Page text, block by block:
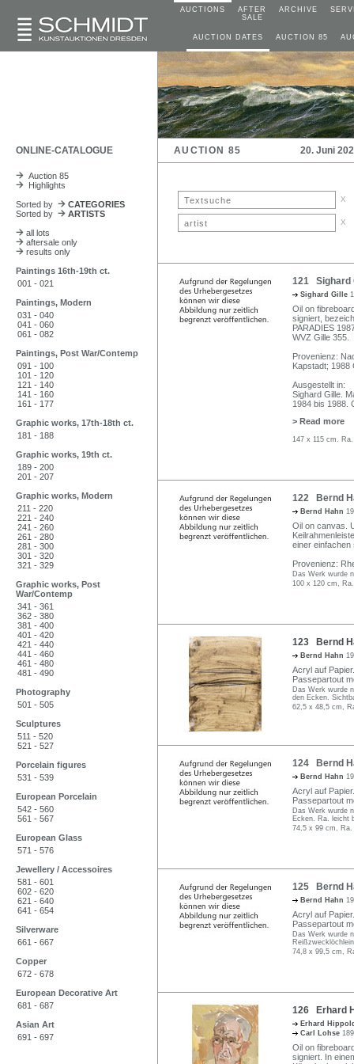
AUCTIONS
AFTER
SALE
ARCHIVE
AUCTION DATES AUCTION 85
ONLINE-CATALOGUE AUCTION 85 20. Juni
Auction 85
Highlights
Sorted by
CATEGORIES
Sorted by
ARTISTS
all lots
aftersale only
results only
Paintings 16th-19th ct.
001 - 021
Paintings, Modern
031 - 040
041 - 060
061 - 082
Paintings, Post War/Contemp
091 - 100
101 - 120
121 - 140
141 - 160
161 - 177
Graphic works, 17th-18th ct.
181 - 188
Graphic works, 19th ct.
189 - 200
201 - 207
Graphic works, Modern
211 - 220
221 - 240
241 - 260
261 - 280
281 - 300
301 - 320
321 - 329
Graphic works, Post
War/Contemp
341 - 361
362 - 380
381 - 400
401 - 420
421 - 440
441 - 460
461 - 480
481 - 490
Photography
501 - 505
Sculptures
511 - 520
521 - 527
Porcelain figures
531 - 539
European Porcelain
542 - 560
561 - 567
European Glass
571 - 576
Jewellery / Accessoires
581 - 601
602 - 620
621 - 640
641 - 654
Silverware
661 - 667
Copper
672 - 678
European Decorative Art
681 - 687
Asian Art
691 - 697
x
x
121 Sighard
Sighard Gille
Oil on
signiert,
PARADIES
WVZ Gille 355.
Provenienz:
Kapstadt; 1988
Ausgestellt in:
Sighard Gille.
1984 bis 1988.
> Read more
147 x 115 cm.
122 Bernd
Bernd Hahn
Oil on canvas.
einer
Provenienz:
Das Werk wurde
100 x 120 cm,
123 Bernd
Bernd Hahn
Acryl auf
Passepartout
Das Werk wurde
den Ecken.
62,5 x 48,5 cm,
124 Bernd
Bernd Hahn
Acryl auf
Passepartout
Das Werk wurde
Ecken. Ra. leicht
74,5 x 99 cm,
125 Bernd
Bernd Hahn
Acryl auf
Passepartout
Das Werk wurde
74,8 x 99,5 cm,
126 Erhard
Erhard
Carl Lohse
Oil on
signiert. In